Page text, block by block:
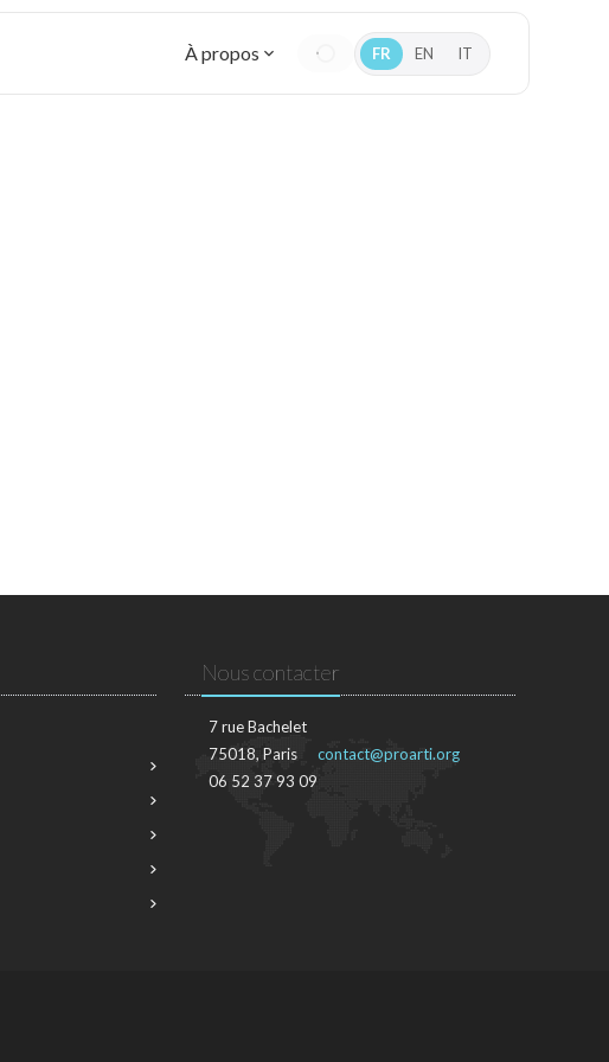
À propos FR EN IT
Nous contacter
7 rue Bachelet
75018, Paris
06 52 37 93 09
contact@proarti.org